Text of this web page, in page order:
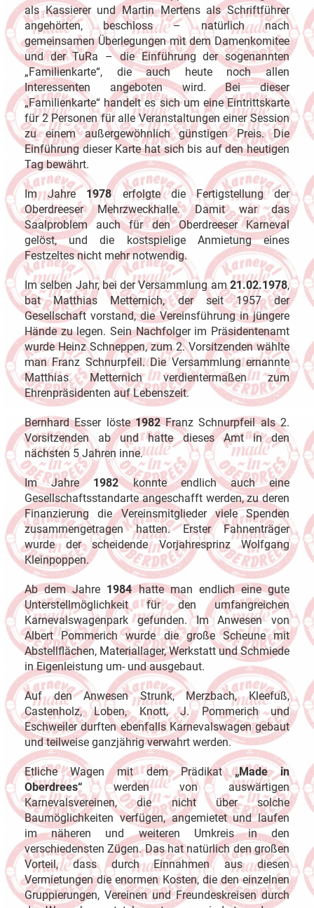
als Kassierer und Martin Mertens als Schriftführer
angehörten, beschloss – natürlich nach
gemeinsamen Überlegungen mit dem Damenkomitee
und der TuRa – die Einführung der sogenannten
„Familienkarte“, die auch heute noch allen
Interessenten angeboten wird. Bei dieser
„Familienkarte“ handelt es sich um eine Eintrittskarte
für 2 Personen für alle Veranstaltungen einer Session
zu einem außergewöhnlich günstigen Preis. Die
Einführung dieser Karte hat sich bis auf den heutigen
Tag bewährt.
Im Jahre 1978erfolgte die Fertigstellung der
Oberdreeser Mehrzweckhalle. Damit war das
Saalproblem auch für den Oberdreeser Karneval
gelöst, und die kostspielige Anmietung eines
Festzeltes nicht mehr notwendig.
Im selben Jahr, bei der Versammlung am 21.02.1978,
bat Matthias Metternich, der seit 1957 der
Gesellschaft vorstand, die Vereinsführung in jüngere
Hände zu legen. Sein Nachfolger im Präsidentenamt
wurde Heinz Schneppen, zum 2. Vorsitzenden wählte
man Franz Schnurpfeil. Die Versammlung ernannte
Matthias Metternich verdientermaßen zum
Ehrenpräsidenten auf Lebenszeit.
Bernhard Esser löste1982Franz Schnurpfeil als 2.
Vorsitzenden ab und hatte dieses Amt in den
nächsten 5 Jahren inne.
Im Jahre1982konnte endlich auch eine
Gesellschaftsstandarte angeschafft werden, zu deren
Finanzierung die Vereinsmitglieder viele Spenden
zusammengetragen hatten. Erster Fahnenträger
wurde der scheidende Vorjahresprinz Wolfgang
Kleinpoppen.
Ab dem Jahre 1984hatte man endlich eine gute
Unterstellmöglichkeit für den umfangreichen
Karnevalswagenpark gefunden. Im Anwesen von
Albert Pommerich wurde die große Scheune mit
Abstellflächen, Materiallager, Werkstatt und Schmiede
in Eigenleistung um- und ausgebaut.
Auf den Anwesen Strunk, Merzbach, Kleefuß,
Castenholz, Loben, Knott, J. Pommerich und
Eschweiler durften ebenfalls Karnevalswagen gebaut
und teilweise ganzjährig verwahrt werden.
Etliche Wagen mit dem Prädikat„Made in
Oberdrees“ werden von auswärtigen
Karnevalsvereinen, die nicht über solche
Baumöglichkeiten verfügen, angemietet und laufen
im näheren und weiteren Umkreis in den
verschiedensten Zügen. Das hat natürlich den großen
Vorteil, dass durch Einnahmen aus diesen
Vermietungen die enormen Kosten, die den einzelnen
Gruppierungen, Vereinen und Freundeskreisen durch